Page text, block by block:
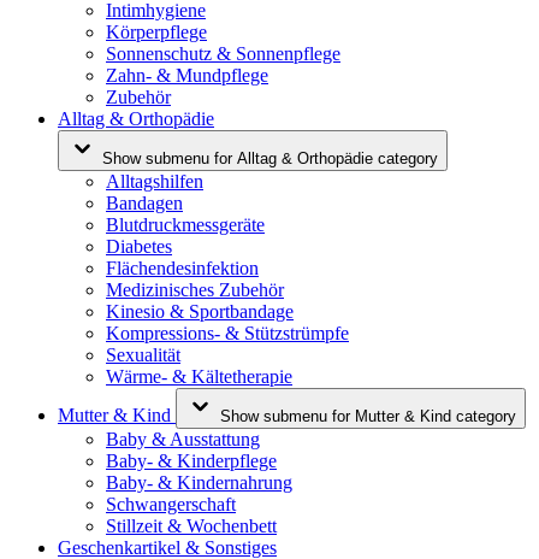
Intimhygiene
Körperpflege
Sonnenschutz & Sonnenpflege
Zahn- & Mundpflege
Zubehör
Alltag & Orthopädie
Show submenu for Alltag & Orthopädie category
Alltagshilfen
Bandagen
Blutdruckmessgeräte
Diabetes
Flächendesinfektion
Medizinisches Zubehör
Kinesio & Sportbandage
Kompressions- & Stützstrümpfe
Sexualität
Wärme- & Kältetherapie
Mutter & Kind
Show submenu for Mutter & Kind category
Baby & Ausstattung
Baby- & Kinderpflege
Baby- & Kindernahrung
Schwangerschaft
Stillzeit & Wochenbett
Geschenkartikel & Sonstiges